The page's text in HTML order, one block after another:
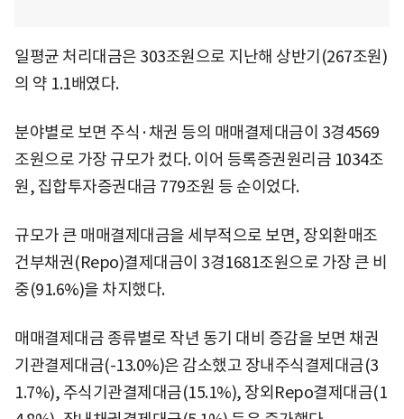
일평균 처리대금은 303조원으로 지난해 상반기(267조원)
의 약 1.1배였다.
분야별로 보면 주식·채권 등의 매매결제대금이 3경4569
조원으로 가장 규모가 컸다. 이어 등록증권원리금 1034조
원, 집합투자증권대금 779조원 등 순이었다.
규모가 큰 매매결제대금을 세부적으로 보면, 장외환매조
건부채권(Repo)결제대금이 3경1681조원으로 가장 큰 비
중(91.6%)을 차지했다.
매매결제대금 종류별로 작년 동기 대비 증감을 보면 채권
기관결제대금(-13.0%)은 감소했고 장내주식결제대금(3
1.7%), 주식기관결제대금(15.1%), 장외Repo결제대금(1